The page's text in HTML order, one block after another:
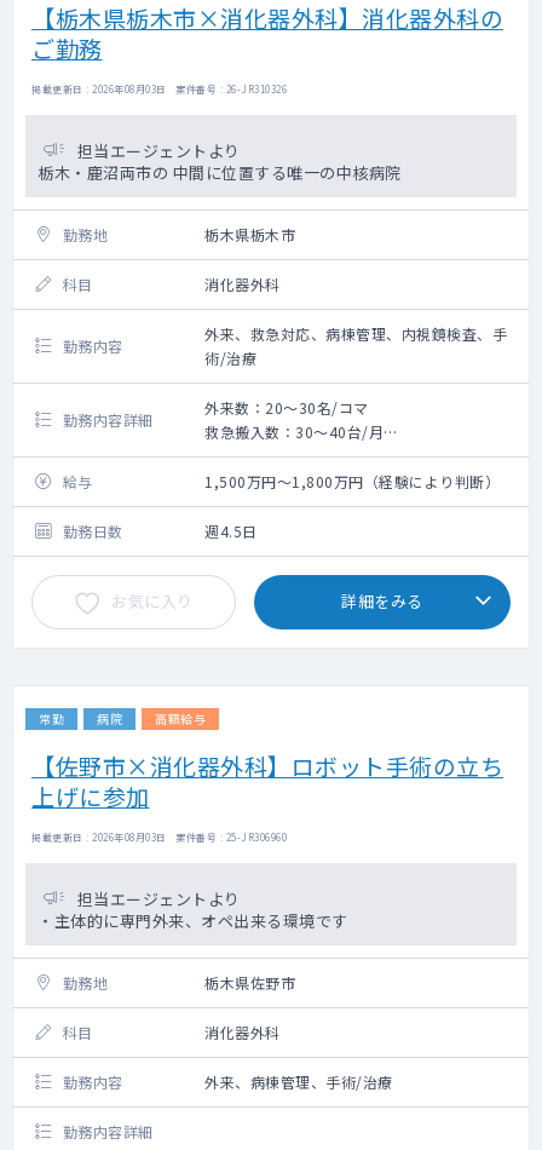
【栃木県栃木市×消化器外科】消化器外科の
ご勤務
掲載更新日 : 2026年08月03日 案件番号 : 26-JR310326
担当エージェントより
栃木・鹿沼両市の 中間に位置する唯一の中核病院
勤務地 栃木県栃木市
科目 消化器外科
勤務内容
外来、救急対応、病棟管理、内視鏡検査、手
術/治療
勤務内容詳細
外来数：20～30名/コマ
救急搬入数：30～40台/月
外来＋病棟管理
消化器外科手術
可能であれば、消化器内視鏡検査（上部・下
部）
給与 1,500万円～1,800万円（経験により判断）
勤務日数 週4.5日
お気に入り 詳細をみる
常勤 病院 高額給与
【佐野市×消化器外科】ロボット手術の立ち
上げに参加
掲載更新日 : 2026年08月03日 案件番号 : 25-JR306960
担当エージェントより
・主体的に専門外来、オペ出来る環境です
勤務地 栃木県佐野市
科目 消化器外科
勤務内容 外来、病棟管理、手術/治療
勤務内容詳細